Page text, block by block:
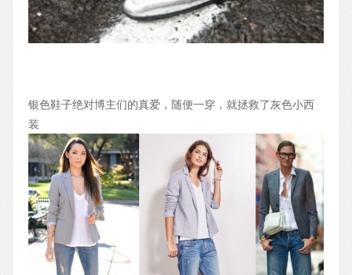
银色鞋子绝对博主们的真爱，随便一穿，就拯救了灰色小西
装